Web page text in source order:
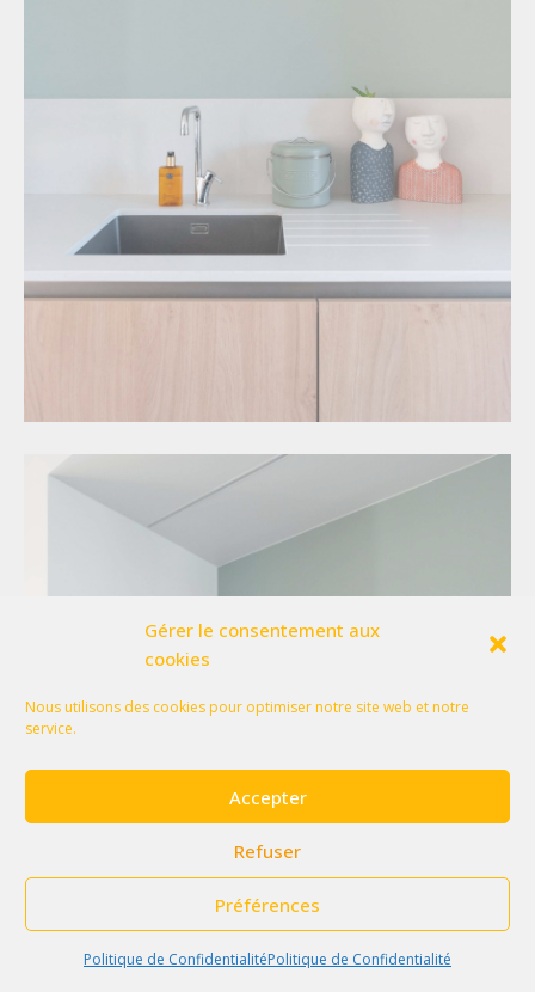
Gérer le consentement aux
cookies
Nous utilisons des cookies pour optimiser notre site web et notre
service.
Accepter
Refuser
Préférences
Politique de ConfidentialitéPolitique de Confidentialité